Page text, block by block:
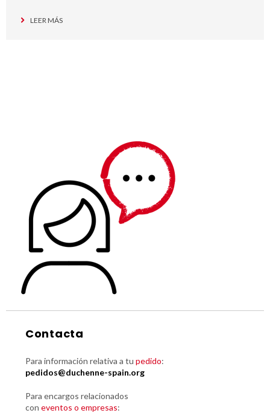
LEER MÁS
Contacta
Para información relativa a tu pedido:
pedidos@duchenne-spain.org
Para encargos relacionados
con eventos o empresas: